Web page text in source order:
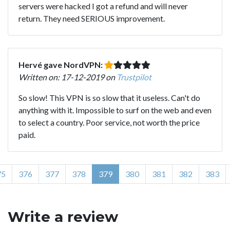
servers were hacked I got a refund and will never
return. They need SERIOUS improvement.
Hervé gave NordVPN:
Written on: 17-12-2019 on Trustpilot
So slow! This VPN is so slow that it useless. Can't do
anything with it. Impossible to surf on the web and even
to select a country. Poor service, not worth the price
paid.
376 377 378 379 380 381 382 383
Write a review